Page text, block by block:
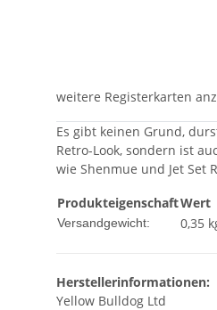
weitere Registerkarten
Es gibt keinen Grund,
Retro-Look, sondern ist
wie Shenmue und Jet Set
ProdukteigenschaftWert
Versandgewicht: 0,35
Herstellerinformationen:
Yellow Bulldog Ltd